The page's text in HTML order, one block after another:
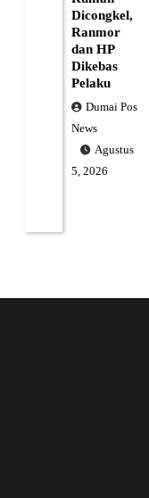
Dicongkel,
Ranmor
dan HP
Dikebas
Pelaku
Dumai Pos
News
Agustus
5, 2026